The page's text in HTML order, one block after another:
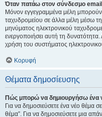
Όταν πατάω στον σύνδεσμο email
Μόνον εγγεγραμμένα μέλη
ταχυδρομείου σε άλλα μέλη μέσω
μηνύματος ηλεκτρονικού
ενεργοποιήσει αυτή τη
χρήση του συστήματος
Κορυφή
Θέματα δημοσίευσης
Πώς μπορώ να δημιουργήσω ένα
Για να δημοσιεύσετε ένα νέο θέμα
θέμα”. Για να δημοσιεύσετε μια